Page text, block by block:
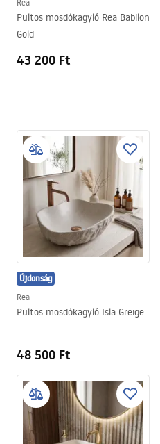
Rea
Pultos mosdókagyló Rea Babilon
Gold
43 200 Ft
Újdonság
Rea
Pultos mosdókagyló Isla Greige
48 500 Ft